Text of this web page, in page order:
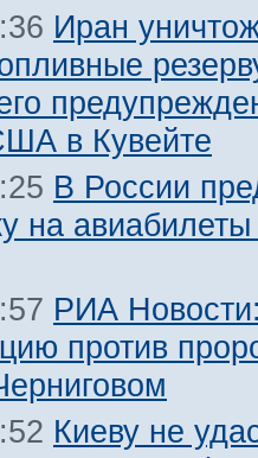
Иран
в Кувейте
В России
на
РИА
против
Киеву не